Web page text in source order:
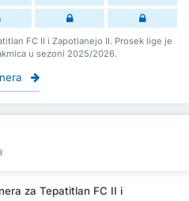
FC II i Zapotlanejo II. Prosek lige je
u sezoni 2025/2026.
za Tepatitlan FC II i